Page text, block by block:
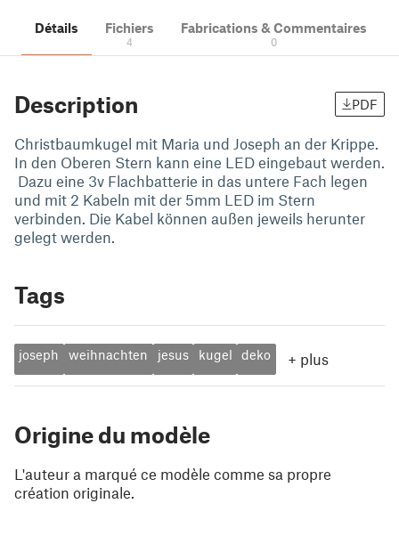
Détails Fichiers
4
Fabrications & Commentaires
0
Description PDF
Christbaumkugel mit Maria und Joseph an der Krippe.
In den Oberen Stern kann eine LED eingebaut werden.
Dazu eine 3v Flachbatterie in das untere Fach legen
und mit 2 Kabeln mit der 5mm LED im Stern
verbinden. Die Kabel können außen jeweils herunter
gelegt werden.
Tags
joseph weihnachten jesus kugel deko + plus
Origine du modèle
L'auteur a marqué ce modèle comme sa propre
création originale.